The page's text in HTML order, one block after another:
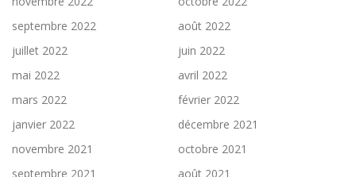
septembre 2022
août 2022
juillet 2022
juin 2022
mai 2022
avril 2022
mars 2022
février 2022
janvier 2022
décembre 2021
novembre 2021
octobre 2021
septembre 2021
août 2021